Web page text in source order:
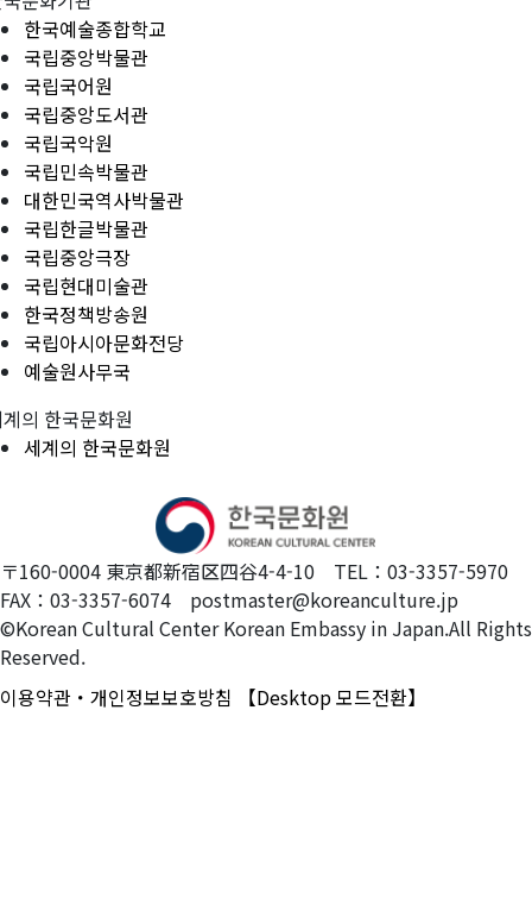
한국예술종합학교
국립중앙박물관
국립국어원
국립중앙도서관
국립국악원
국립민속박물관
대한민국역사박물관
국립한글박물관
국립중앙극장
국립현대미술관
한국정책방송원
국립아시아문화전당
예술원사무국
의 한국문화원
세계의 한국문화원
〒160-0004 東京都新宿区四谷4-4-10 TEL：03-3357-5970
FAX：03-3357-6074 postmaster@koreanculture.jp
©Korean Cultural Center Korean Embassy in Japan.All Rights
Reserved.
이용약관・개인정보보호방침
【Desktop 모드전환】